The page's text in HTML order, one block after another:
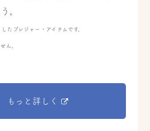
。
たプレジャー・アイテムです。
ん。
もっと詳しく